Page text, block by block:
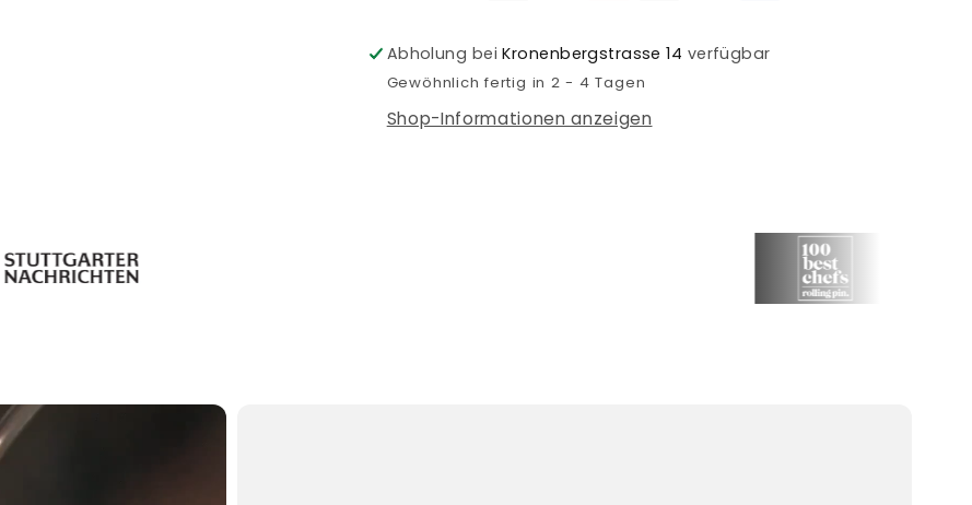
&amp;
für
zwischendurch
&amp;
für
zwischendurch
Abholung beiKronenbergstrasse 14 verfügbar
Gewöhnlich fertig in 2 - 4 Tagen
Shop-Informationen anzeigen